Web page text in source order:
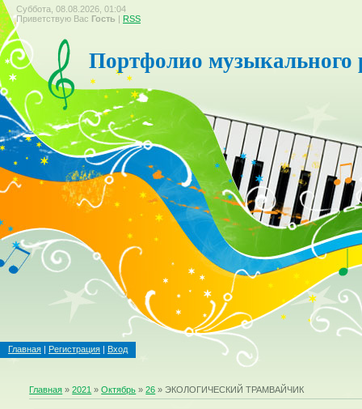
Суббота, 08.08.2026, 01:04
Приветствую Вас Гость | RSS
Портфолио музыкального
Главная | Регистрация | Вход
Главная »2021 » Октябрь » 26 » ЭКОЛОГИЧЕСКИЙ ТРАМВАЙЧИК